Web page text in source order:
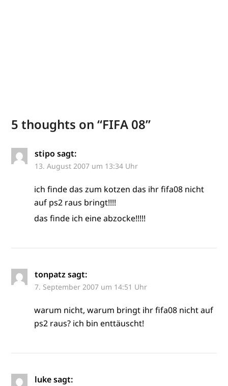
5 thoughts on “FIFA 08”
stipo sagt:
13. August 2007 um 13:34 Uhr
ich finde das zum kotzen das ihr fifa08 nicht
auf ps2 raus bringt!!!!
das finde ich eine abzocke!!!!!
tonpatz sagt:
7. September 2007 um 14:51 Uhr
warum nicht, warum bringt ihr fifa08 nicht auf
ps2 raus? ich bin enttäuscht!
luke sagt: